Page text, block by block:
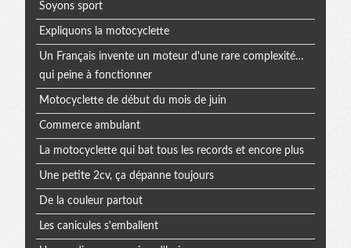
Soyons sport
Expliquons la motocyclette
Un Français invente un moteur d'une rare complexité…
qui peine à fonctionner
Motocyclette de début du mois de juin
Commerce ambulant
La motocyclette qui bat tous les records et encore plus
Une petite 2cv, ça dépanne toujours
De la couleur partout
Les canicules s'emballent